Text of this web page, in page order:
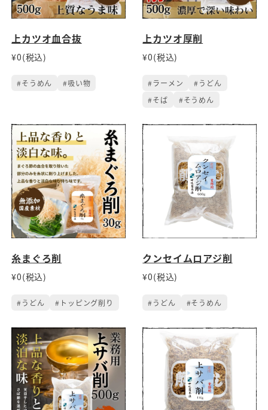
上カツオ血合抜
¥0(税込)
#そうめん #吸い物
上カツオ厚削
¥0(税込)
#ラーメン
#うどん
#そば
#そうめん
糸まぐろ削
¥0(税込)
#うどん #トッピング削り
クンセイムロアジ削
¥0(税込)
#うどん #そうめん